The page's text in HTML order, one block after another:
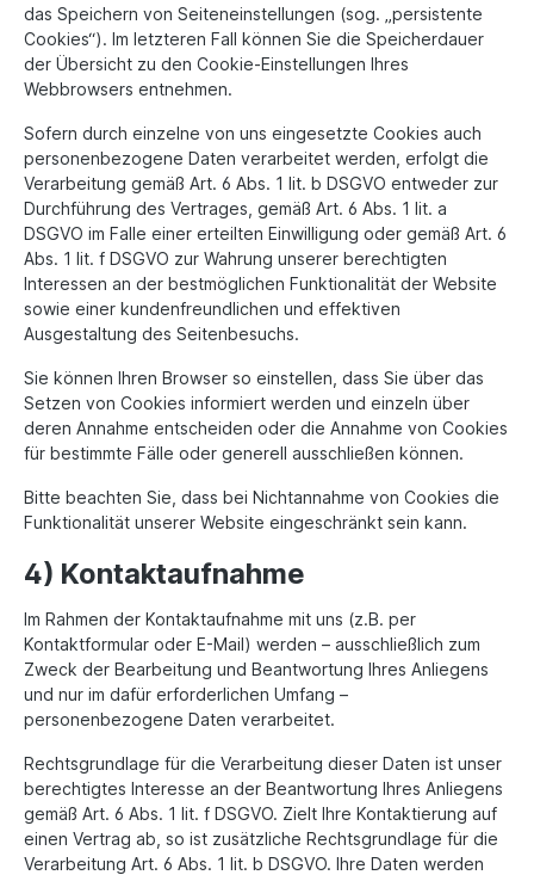
das Speichern von Seiteneinstellungen (sog. „persistente
Cookies“). Im letzteren Fall können Sie die Speicherdauer
der Übersicht zu den Cookie-Einstellungen Ihres
Webbrowsers entnehmen.
Sofern durch einzelne von uns eingesetzte Cookies auch
personenbezogene Daten verarbeitet werden, erfolgt die
Verarbeitung gemäß Art. 6 Abs. 1 lit. b DSGVO entweder zur
Durchführung des Vertrages, gemäß Art. 6 Abs. 1 lit. a
DSGVO im Falle einer erteilten Einwilligung oder gemäß Art. 6
Abs. 1 lit. f DSGVO zur Wahrung unserer berechtigten
Interessen an der bestmöglichen Funktionalität der Website
sowie einer kundenfreundlichen und effektiven
Ausgestaltung des Seitenbesuchs.
Sie können Ihren Browser so einstellen, dass Sie über das
Setzen von Cookies informiert werden und einzeln über
deren Annahme entscheiden oder die Annahme von Cookies
für bestimmte Fälle oder generell ausschließen können.
Bitte beachten Sie, dass bei Nichtannahme von Cookies die
Funktionalität unserer Website eingeschränkt sein kann.
4) Kontaktaufnahme
Im Rahmen der Kontaktaufnahme mit uns (z.B. per
Kontaktformular oder E-Mail) werden – ausschließlich zum
Zweck der Bearbeitung und Beantwortung Ihres Anliegens
und nur im dafür erforderlichen Umfang –
personenbezogene Daten verarbeitet.
Rechtsgrundlage für die Verarbeitung dieser Daten ist unser
berechtigtes Interesse an der Beantwortung Ihres Anliegens
gemäß Art. 6 Abs. 1 lit. f DSGVO. Zielt Ihre Kontaktierung auf
einen Vertrag ab, so ist zusätzliche Rechtsgrundlage für die
Verarbeitung Art. 6 Abs. 1 lit. b DSGVO. Ihre Daten werden